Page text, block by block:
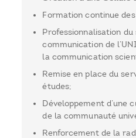
Formation continue
Professionnalisation du
communication de
la communication
Remise en place du
études;
Développement d’une
de la communauté
Renforcement de la